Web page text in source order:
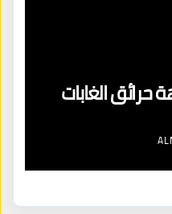
حرائق الغابات